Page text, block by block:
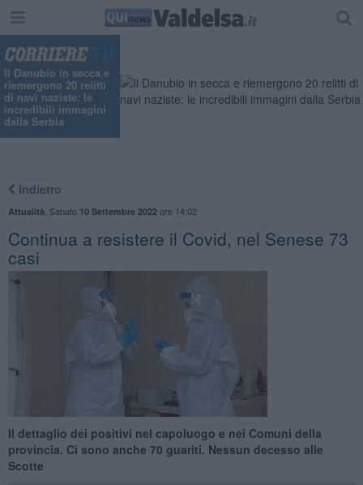
Il Danubio in secca e
riemergono 20 relitti
di navi naziste: le
incredibili immagini
dalla Serbia
Indietro
Attualità Sabato 10 Settembre 2022ore 14:02
Continua a resistere il Covid, nel Senese 73
casi
Il dettaglio dei positivi nel capoluogo e nei Comuni della
provincia. Ci sono anche 70 guariti. Nessun decesso alle
Scotte